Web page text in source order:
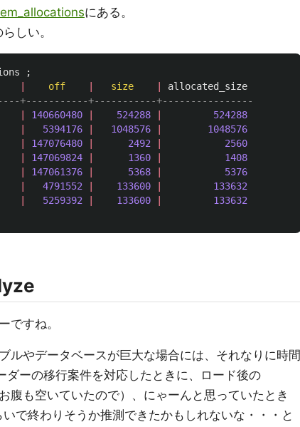
にある。
しい。
;
off size
allocated_size
+-----------+-----------+----------------
140660480 524288
524288
5394176 1048576
1048576
147076480 2492
2560
147069824 1360
1408
147061376 5368
5376
4791552 133600
133632
5259392 133600
133632
ですね。
ルやデータベースが巨大な場合には、それなりに時間
ーの移行案件を対応したときに、ロード後の
腹も空いていたので）、にゃーんと思っていたとき
で終わりそうか推測できたかもしれないな・・・と